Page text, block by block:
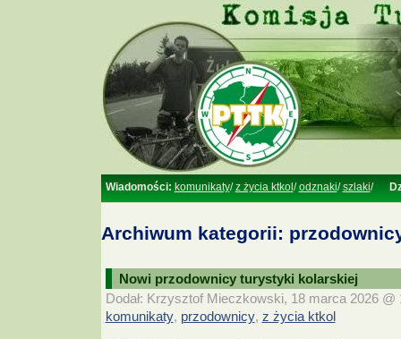
Wiadomości: komunikaty/z życia ktkol /odznaki/szlaki/
Archiwum kategorii:
Nowi przodownicy turystyki kolarskiej
Dodał: Krzysztof Mieczkowski, 18 marca 2026 @
komunikaty, przodownicy, z życia ktkol